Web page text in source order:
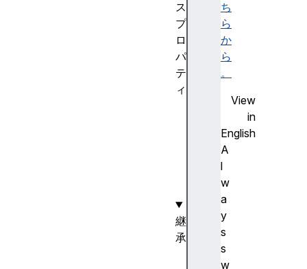
ち
ら
か
ら
。
View
in
English
A
l
w
a
y
s
s
w
ス
プ
ロ
パ
テ
ィ
継
承